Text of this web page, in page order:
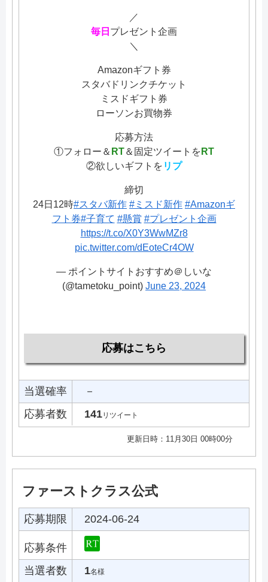
／
毎日 プレゼント企画
＼
Amazonギフト券
スタバドリンクチケット
ミスドギフト券
ローソンお買物券
応募方法
①フォロー＆ RT＆固定ツイートを RT
②欲しいギフトを リプ
締切
24日12時#スタバ新作 #ミスド新作 #Amazonギ
フト券#子育て #懸賞 #プレゼント企画
https://t.co/X0Y3WwMZr8
pic.twitter.com/dEoteCr4OW
— ポイントサイトおすすめ＠しいな
(@tametoku_point) June 23, 2024
応募はこちら
当選確率
－
応募者数
141リツイート
更新日時：11月30日 00時00分
ファーストクラス公式
応募期限 2024-06-24
応募条件
当選者数
1名様